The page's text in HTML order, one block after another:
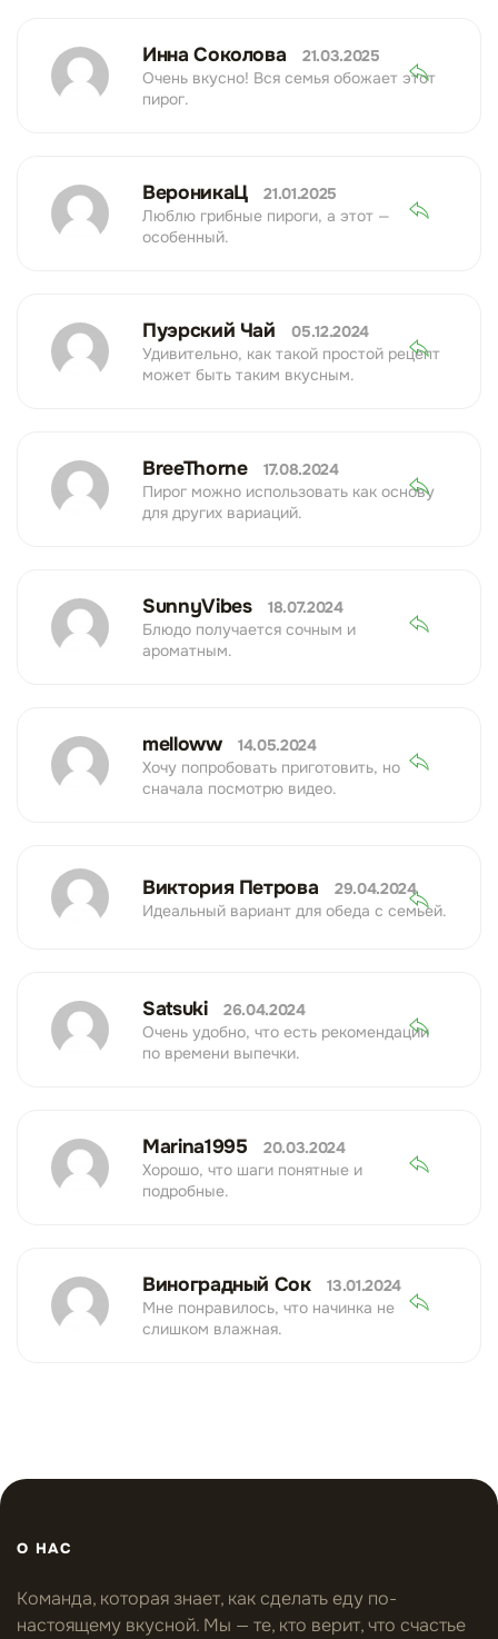
Инна Соколова
21.03.2025
Очень вкусно! Вся семья обожает этот
пирог.
ВероникаЦ
21.01.2025
Люблю грибные пироги, а этот —
особенный.
Пуэрский Чай
05.12.2024
Удивительно, как такой простой рецепт
может быть таким вкусным.
BreeThorne
17.08.2024
Пирог можно использовать как основу
для других вариаций.
SunnyVibes
18.07.2024
Блюдо получается сочным и
ароматным.
melloww
14.05.2024
Хочу попробовать приготовить, но
сначала посмотрю видео.
Виктория Петрова
29.04.2024
Идеальный вариант для обеда с семьей.
Satsuki
26.04.2024
Очень удобно, что есть рекомендации
по времени выпечки.
Marina1995
20.03.2024
Хорошо, что шаги понятные и
подробные.
Виноградный Сок
13.01.2024
Мне понравилось, что начинка не
слишком влажная.
О НАС
Команда, которая знает, как сделать еду по-
настоящему вкусной. Мы — те, кто верит, что счастье